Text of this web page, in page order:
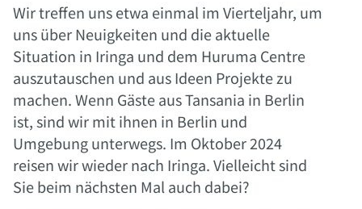
Wir treffen uns etwa einmal im Vierteljahr, um
uns über Neuigkeiten und die aktuelle
Situation in Iringa und dem Huruma Centre
auszutauschen und aus Ideen Projekte zu
machen. Wenn Gäste aus Tansania in Berlin
ist, sind wir mit ihnen in Berlin und
Umgebung unterwegs. Im Oktober 2024
reisen wir wieder nach Iringa. Vielleicht sind
Sie beim nächsten Mal auch dabei?